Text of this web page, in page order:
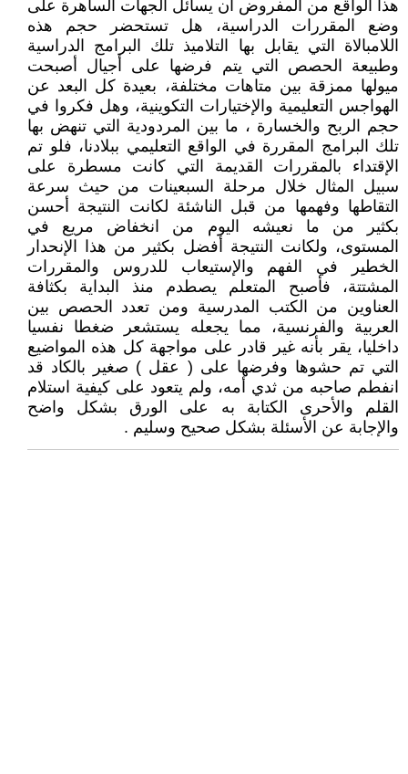
هذا الواقع من المفروض أن يسائل الجهات الساهرة على
وضع المقررات الدراسية، هل تستحضر حجم هذه
اللامبالاة التي يقابل بها التلاميذ تلك البرامج الدراسية
وطبيعة الحصص التي يتم فرضها على أجيال أصبحت
ميولها ممزقة بين متاهات مختلفة، بعيدة كل البعد عن
الهواجس التعليمية والإختيارات التكوينية، وهل فكروا في
حجم الربح والخسارة ، ما بين المردودية التي تنهض بها
تلك البرامج المقررة في الواقع التعليمي ببلادنا، فلو تم
الإقتداء بالمقررات القديمة التي كانت مسطرة على
سبيل المثال خلال مرحلة السبعينات من حيث سرعة
التقاطها وفهمها من قبل الناشئة لكانت النتيجة أحسن
بكثير من ما نعيشه اليوم من انخفاض مريع في
المستوى، ولكانت النتيجة أفضل بكثير من هذا الإنحدار
الخطير في الفهم والإستيعاب للدروس والمقررات
المشتتة، فأصبح المتعلم يصطدم منذ البداية بكثافة
العناوين من الكتب المدرسية ومن تعدد الحصص بين
العربية والفرنسية، مما يجعله يستشعر ضغطا نفسيا
داخليا، يقر بأنه غير قادر على مواجهة كل هذه المواضيع
التي تم حشوها وفرضها على ( عقل ) صغير بالكاد قد
انفطم صاحبه من ثدي أمه، ولم يتعود على كيفية استلام
القلم والأحرى الكتابة به على الورق بشكل واضح
والإجابة عن الأسئلة بشكل صحيح وسليم .